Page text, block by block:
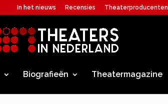
In het nieuws Recensies Theaterproducenten
Biografieën Theatermagazine